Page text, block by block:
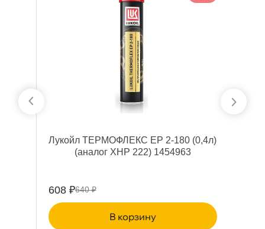
Лукойл ТЕРМОФЛЕКС ЕР 2-180 (0,4л)
(аналог XHP 222) 1454963
608 ₽640 ₽
корзину